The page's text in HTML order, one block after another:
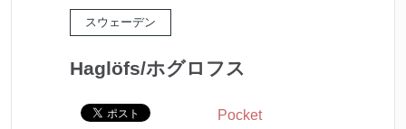
スウェーデン
Haglöfs/ホグロフス
Pocket